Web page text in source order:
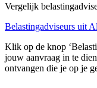
Vergelijk
Belastingadviseurs uit
Klik op de knop
jouw aanvraag in te
ontvangen die je op je